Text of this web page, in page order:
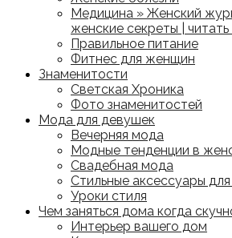
Медицина » Женский
женские секреты |
Правильное питание
Фитнес для женщин
Знаменитости
Светская Хроника
Фото знаменитостей
Мода для девушек
Вечерняя мода
Модные тенденции в
Свадебная мода
Стильные аксессуары
Уроки стиля
Чем заняться дома когда
Интерьер вашего дом